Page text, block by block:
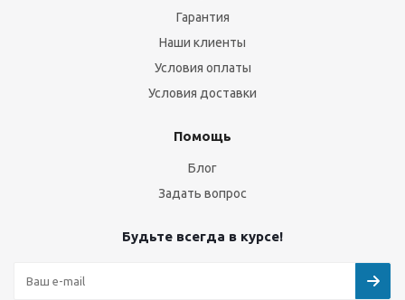
Гарантия
Наши клиенты
Условия оплаты
Условия доставки
Помощь
Блог
Задать вопрос
Будьте всегда в курсе!